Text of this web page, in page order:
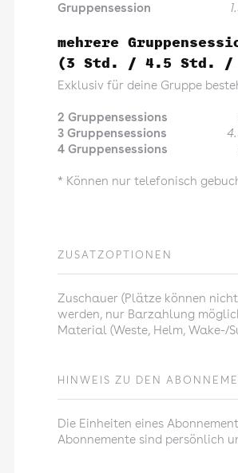
Gruppensession
mehrere
(3 Std. / 4.5 Std. /
Exklusiv für deine Gruppe
2 Gruppensessions
3 Gruppensessions
4 Gruppensessions
* Können nur telefonisch
ZUSATZOPTIONEN
Zuschauer (Plätze können
werden, nur Barzahlung
Material (Weste, Helm, Wake-/
HINWEIS ZU DEN
Die Einheiten eines
Abonnemente sind persönlich